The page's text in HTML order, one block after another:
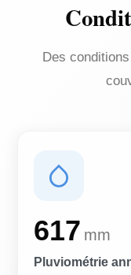
Des
617 mm
Pluviométrie